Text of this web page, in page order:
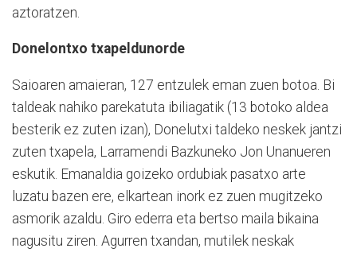
aztoratzen.
Donelontxo txapeldunorde
Saioaren amaieran, 127 entzulek eman zuen botoa. Bi
taldeak nahiko parekatuta ibiliagatik (13 botoko aldea
besterik ez zuten izan), Donelutxi taldeko neskek jantzi
zuten txapela, Larramendi Bazkuneko Jon Unanueren
eskutik. Emanaldia goizeko ordubiak pasatxo arte
luzatu bazen ere, elkartean inork ez zuen mugitzeko
asmorik azaldu. Giro ederra eta bertso maila bikaina
nagusitu ziren. Agurren txandan, mutilek neskak